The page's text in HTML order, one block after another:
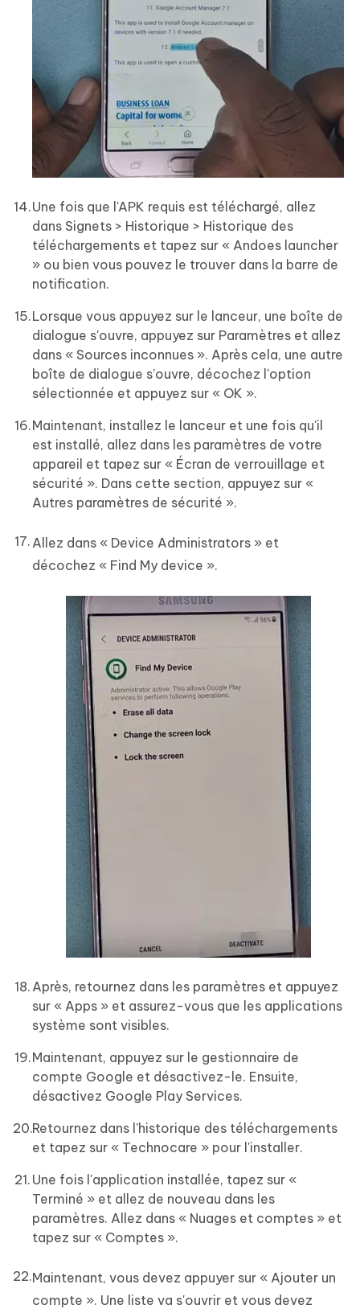
Une fois que l'APK requis est téléchargé, allez
dans Signets > Historique > Historique des
téléchargements et tapez sur « Andoes launcher
» ou bien vous pouvez le trouver dans la barre de
notification.
Lorsque vous appuyez sur le lanceur, une boîte de
dialogue s'ouvre, appuyez sur Paramètres et allez
dans « Sources inconnues ». Après cela, une autre
boîte de dialogue s'ouvre, décochez l'option
sélectionnée et appuyez sur « OK ».
Maintenant, installez le lanceur et une fois qu'il
est installé, allez dans les paramètres de votre
appareil et tapez sur « Écran de verrouillage et
sécurité ». Dans cette section, appuyez sur «
Autres paramètres de sécurité ».
Allez dans « Device Administrators » et
décochez « Find My device ».
Après, retournez dans les paramètres et appuyez
sur « Apps » et assurez-vous que les applications
système sont visibles.
Maintenant, appuyez sur le gestionnaire de
compte Google et désactivez-le. Ensuite,
désactivez Google Play Services.
Retournez dans l'historique des téléchargements
et tapez sur « Technocare » pour l'installer.
Une fois l'application installée, tapez sur «
Terminé » et allez de nouveau dans les
paramètres. Allez dans « Nuages et comptes » et
tapez sur « Comptes ».
Maintenant, vous devez appuyer sur « Ajouter un
compte ». Une liste va s'ouvrir et vous devez